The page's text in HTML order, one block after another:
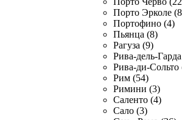
Порто Эрколе
Портофино (4)
Пьянца (8)
Рагуза (9)
Рива-дель-
Рива-ди-Сольто
Рим (54)
Римини (3)
Саленто (4)
Сало (3)